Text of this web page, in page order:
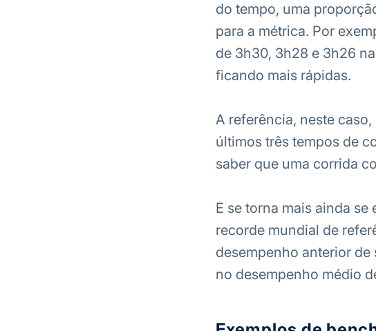
do tempo, uma
para a métrica. Por
de 3h30, 3h28 e 3h26
ficando mais rápidas.
A referência, neste
últimos três tempos de
saber que uma corrida
E se torna mais ainda
recorde mundial de
desempenho anterior
no desempenho médio